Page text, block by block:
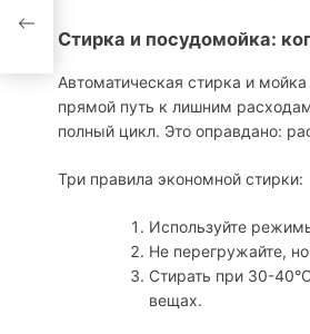
Стирка и посудомойка:
Автоматическая стирка и
прямой путь к лишним
полный цикл. Это оправдано:
Три правила экономной стирки:
Используйте
Не перегружайте,
Стирать при 30-
вещах.